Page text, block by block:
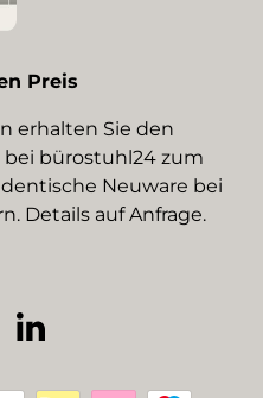
Preis
erhalten Sie den
bürostuhl24 zum
Neuware bei
Details auf Anfrage.
LinkedIn